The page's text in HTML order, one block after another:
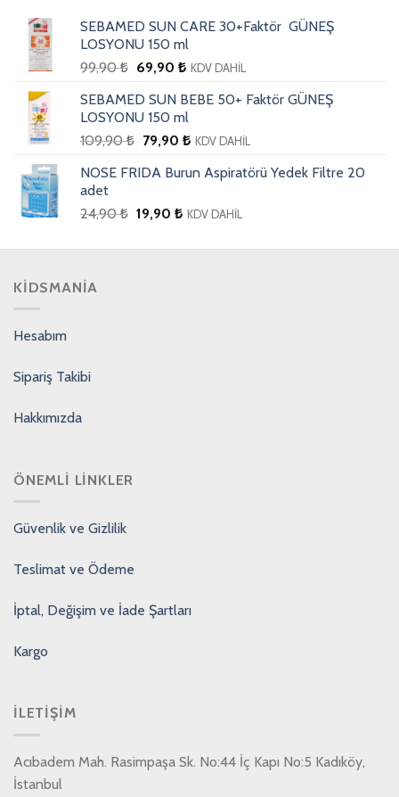
SEBAMED SUN CARE 30+Faktör GÜNEŞ
LOSYONU 150 ml
99,90₺ 69,90 ₺ KDV DAHİL
SEBAMED SUN BEBE 50+ Faktör GÜNEŞ
LOSYONU 150 ml
109,90₺ 79,90 ₺ KDV DAHİL
NOSE FRIDA Burun Aspiratörü Yedek Filtre 20
adet
24,90₺ 19,90 ₺ KDV DAHİL
KIDSMANIA
Hesabım
Sipariş Takibi
Hakkımızda
ÖNEMLI LINKLER
Güvenlik ve Gizlilik
Teslimat ve Ödeme
İptal, Değişim ve İade Şartları
Kargo
İLETIŞIM
Acıbadem Mah. Rasimpaşa Sk. No:44 İç Kapı No:5 Kadıköy,
İstanbul